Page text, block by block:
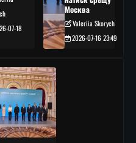
07-18
Москва
Valeriia Skorych
2026-07-16 23:49